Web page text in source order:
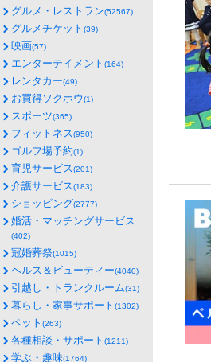
グルメ・レストラン(52567)
グルメチケット (39)
映画(57)
エンターテイメント (164)
レンタカー(49)
お買得ソクホウ(1)
スポーツ(365)
フィットネス(950)
ゴルフ場予約(1)
育児サービス(201)
介護サービス(183)
ショッピング(2777)
婚活・マッチングサービス
(402)
冠婚葬祭(1015)
ヘルス＆ビューティー(4040)
引越し・トランクルーム(31)
暮らし・家事サポート (1302)
ペット (263)
各種相談・サポート (1211)
学ぶ・趣味(1764)